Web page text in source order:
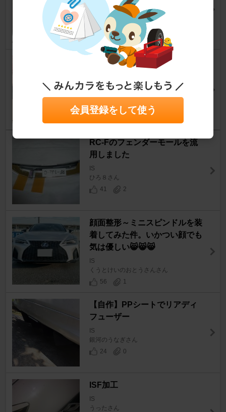
yuuta1221さん
27
1
フロントリップ修理コネクショ
IS
きんぐさんさん
12
RC-Fのフェンダーモールを流
用しました
IS
ひろ８さん
41
2
顔面整形～ミニスピンドルを装
着してみた件。いかつい顔でも
気は優しい😸😸😸
IS
くうとけいのおとうさんさん
56
1
【自作】PPシートでリアディ
フューザー
IS
銀河のうなぎさん
24
0
ISF加工
IS
うったさん
会員登録をして使う